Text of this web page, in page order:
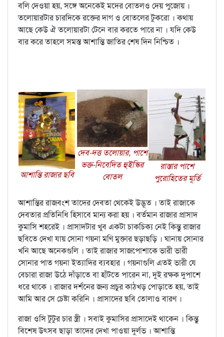
বলি দেওয়া হয়, সঙ্গে অনেকেই মদের বোতলও দেয় পুজোয় ।
তলোয়ারটার চারদিকে রক্তের দাগ ও বোতলের টুকরো । কথায়
আছে কেউ ঐ তলোয়ারটা টেনে বার করতে পারে না । যদি কেউ
বার করে তাহলে সমস্ত আশান্তি জাতির শেষ দিন নিশ্চিত ।
আশান্তি রাজার ছবি
দেব-দত্ত তলোয়ার, পাশে
ভক্ত-নিবেদিত হুইস্কির
বোতল
রাস্তার পাশে
পুরোহিতের মূর্তি
আশান্তির রাজবংশ তাদের দেবতা থেকেই উদ্ভূত । তাই রাজাকে
দেবতার প্রতিনিধি হিসাবে মান্য করা হয় । বর্তমান রাজার প্রাসাদ
কুমাসি শহরেই । প্রাসাদটার খুব একটা চাকচিক্য নেই কিন্তু রাজার
ছবিতে দেখা যায় সোনা গয়না মণি মুক্তার ছড়াছড়ি । ঘানায় সোনার
খনি আছে অনেকগুলি । তাই রাজার সাজপোশাকে ভারী ভারী
সোনার পাত গয়না ইত্যাদির ব্যবহার । গয়নাগুলি এতই ভারী যে
বেচারা রাজা উঠে দাঁড়াতে বা হাঁটতে পারেন না, দুই রক্ষক দুপাশে
ধরে থাকে । রাজার দর্শনের জন্য প্রচুর কাঠখড় পোড়াতে হয়, তাই
আমি আর সে চেষ্টা করিনি । প্রাসাদের ছবি তোলাও বারণ ।
রাজা ওসি টুটুর চার স্ত্রী । সবাই কুমাসির প্রাসাদেই থাকেন । কিন্তু
বিশেষ উত্সব ছাড়া তাদের দেখা পাওয়া দুর্লভ । আশান্তি